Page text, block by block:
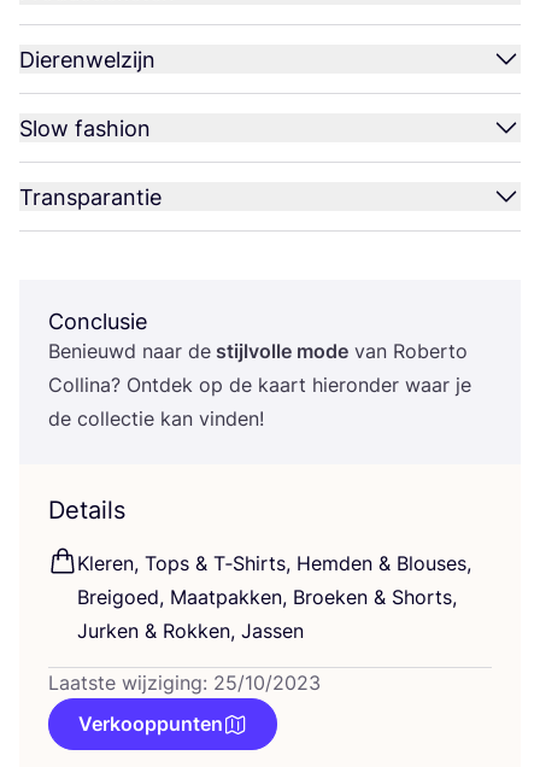
Dierenwelzijn
Slow fashion
Transparantie
Conclusie
Benieuwd naar de stijl­vol­le mode van Rober­to
Col­li­na? Ont­dek op de kaart hier­on­der waar je
de col­lec­tie kan vinden!
Details
Kle­ren, Tops & T‑Shirts, Hem­den & Blou­ses,
Brei­goed, Maat­pak­ken, Broe­ken & Shorts,
Jur­ken & Rok­ken, Jassen
Laatste wijziging: 25/10/2023
Verkooppunten